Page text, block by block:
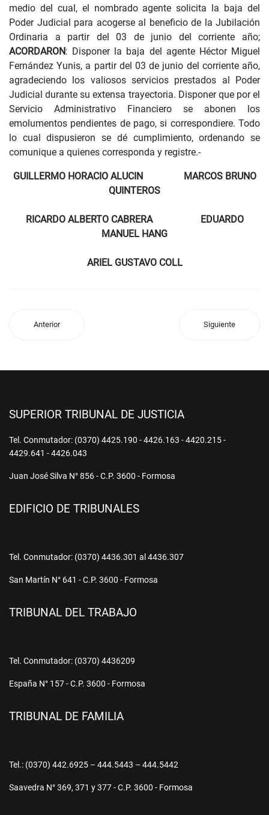
medio del cual, el nombrado agente solicita la baja del
Poder Judicial para acogerse al beneficio de la Jubilación
Ordinaria a partir del 03 de junio del corriente año;
ACORDARON: Disponer la baja del agente Héctor Miguel
Fernández Yunis, a partir del 03 de junio del corriente año,
agradeciendo los valiosos servicios prestados al Poder
Judicial durante su extensa trayectoria. Disponer que por el
Servicio Administrativo Financiero se abonen los
emolumentos pendientes de pago, si correspondiere. Todo
lo cual dispusieron se dé cumplimiento, ordenando se
comunique a quienes corresponda y registre.-
GUILLERMO HORACIO ALUCIN MARCOS BRUNO
QUINTEROS
RICARDO ALBERTO CABRERA EDUARDO
MANUEL HANG
ARIEL GUSTAVO COLL
Anterior Siguiente
SUPERIOR TRIBUNAL DE JUSTICIA
Tel. Conmutador: (0370) 4425.190 - 4426.163 - 4420.215 -
4429.641 - 4426.043
Juan José Silva N° 856 - C.P. 3600 - Formosa
EDIFICIO DE TRIBUNALES
Tel. Conmutador: (0370) 4436.301 al 4436.307
San Martín N° 641 - C.P. 3600 - Formosa
TRIBUNAL DEL TRABAJO
Tel. Conmutador: (0370) 4436209
España N° 157 - C.P. 3600 - Formosa
TRIBUNAL DE FAMILIA
Tel.: (0370) 442.6925 – 444.5443 – 444.5442
Saavedra N° 369, 371 y 377 - C.P. 3600 - Formosa